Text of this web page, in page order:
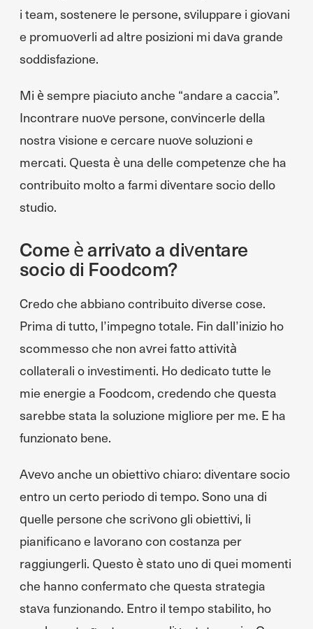
i team, sostenere le persone, sviluppare i giovani
e promuoverli ad altre posizioni mi dava grande
soddisfazione.
Mi è sempre piaciuto anche “andare a caccia”.
Incontrare nuove persone, convincerle della
nostra visione e cercare nuove soluzioni e
mercati. Questa è una delle competenze che ha
contribuito molto a farmi diventare socio dello
studio.
Come è arrivato a diventare
socio di Foodcom?
Credo che abbiano contribuito diverse cose.
Prima di tutto, l’impegno totale. Fin dall’inizio ho
scommesso che non avrei fatto attività
collaterali o investimenti. Ho dedicato tutte le
mie energie a Foodcom, credendo che questa
sarebbe stata la soluzione migliore per me. E ha
funzionato bene.
Avevo anche un obiettivo chiaro: diventare socio
entro un certo periodo di tempo. Sono una di
quelle persone che scrivono gli obiettivi, li
pianificano e lavorano con costanza per
raggiungerli. Questo è stato uno di quei momenti
che hanno confermato che questa strategia
stava funzionando. Entro il tempo stabilito, ho